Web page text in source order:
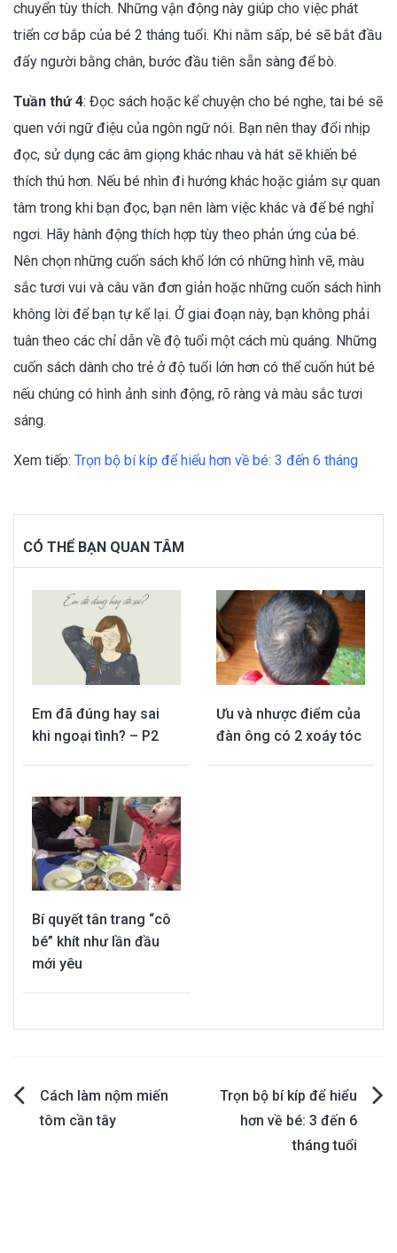
chuyển tùy thích. Những vận động này giúp cho việc phát
triển cơ bắp của bé 2 tháng tuổi. Khi nằm sấp, bé sẽ bắt đầu
đẩy người bằng chân, bước đầu tiên sẵn sàng để bò.
Tuần thứ 4: Đọc sách hoặc kể chuyện cho bé nghe, tai bé sẽ
quen với ngữ điệu của ngôn ngữ nói. Bạn nên thay đổi nhịp
đọc, sử dụng các âm giọng khác nhau và hát sẽ khiến bé
thích thú hơn. Nếu bé nhìn đi hướng khác hoặc giảm sự quan
tâm trong khi bạn đọc, bạn nên làm việc khác và để bé nghỉ
ngơi. Hãy hành động thích hợp tùy theo phản ứng của bé.
Nên chọn những cuốn sách khổ lớn có những hình vẽ, màu
sắc tươi vui và câu văn đơn giản hoặc những cuốn sách hình
không lời để bạn tự kể lại. Ở giai đoạn này, bạn không phải
tuân theo các chỉ dẫn về độ tuổi một cách mù quáng. Những
cuốn sách dành cho trẻ ở độ tuổi lớn hơn có thể cuốn hút bé
nếu chúng có hình ảnh sinh động, rõ ràng và màu sắc tươi
sáng.
Xem tiếp: Trọn bộ bí kíp để hiểu hơn về bé: 3 đến 6 tháng
CÓ THỂ BẠN QUAN TÂM
Em đã đúng hay sai
khi ngoại tình? – P2
Ưu và nhược điểm của
đàn ông có 2 xoáy tóc
Bí quyết tân trang “cô
bé” khít như lần đầu
mới yêu
Post
navigation
Cách làm nộm miến
tôm cần tây
Trọn bộ bí kíp để hiểu
hơn về bé: 3 đến 6
tháng tuổi